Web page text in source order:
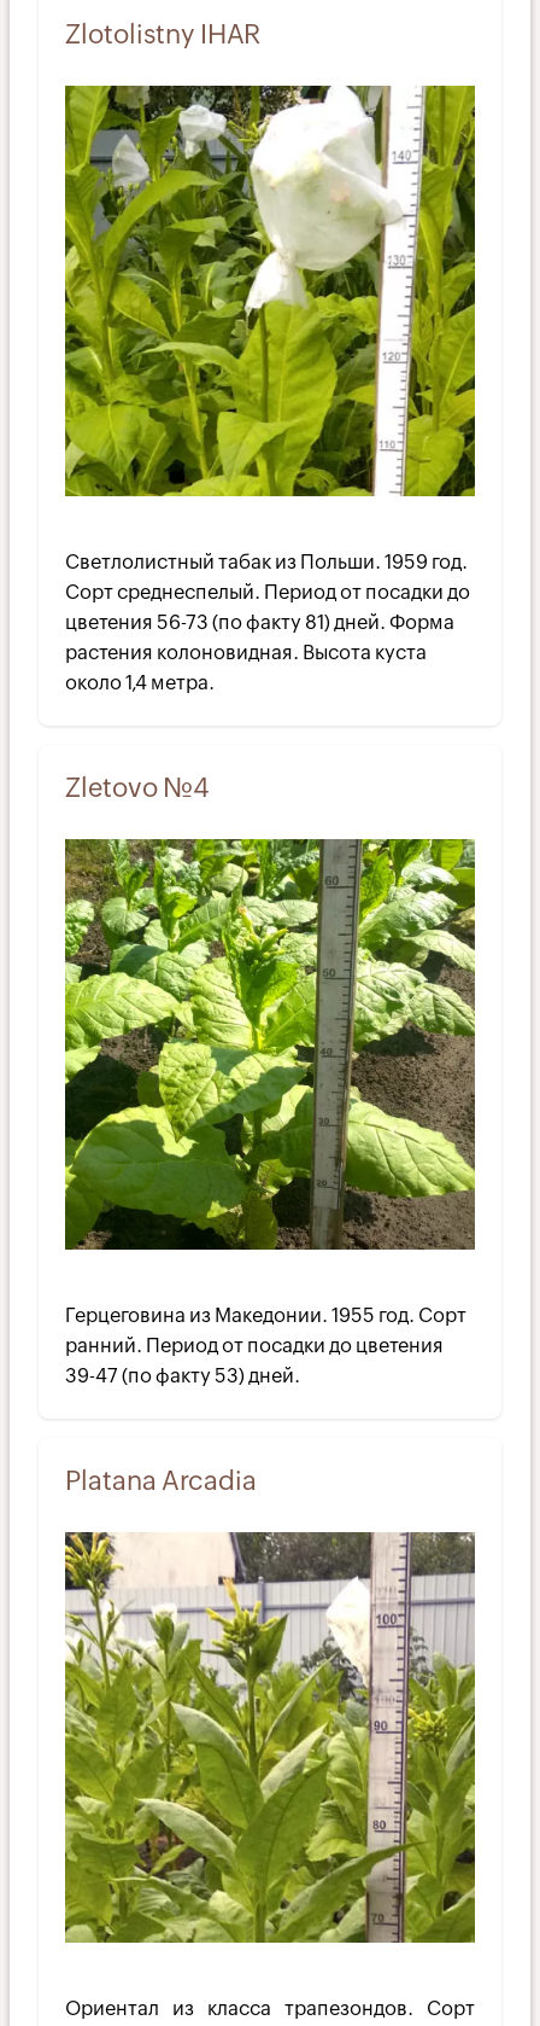
Zlotolistny IHAR
Светлолистный табак из Польши. 1959 год.
Сорт среднеспелый. Период от посадки до
цветения 56-73 (по факту 81) дней. Форма
растения колоновидная. Высота куста
около 1,4 метра.
Zletovo №4
Герцеговина из Македонии. 1955 год. Сорт
ранний. Период от посадки до цветения
39-47 (по факту 53) дней.
Platana Arcadia
Ориентал из класса трапезондов. Сорт